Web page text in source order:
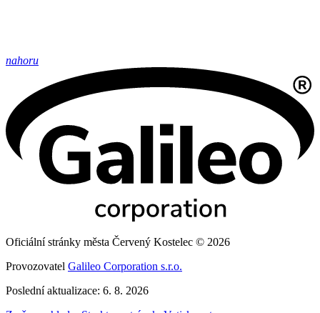
nahoru
Oficiální stránky města Červený Kostelec © 2026
Provozovatel Galileo Corporation s.r.o.
Poslední aktualizace: 6. 8. 2026